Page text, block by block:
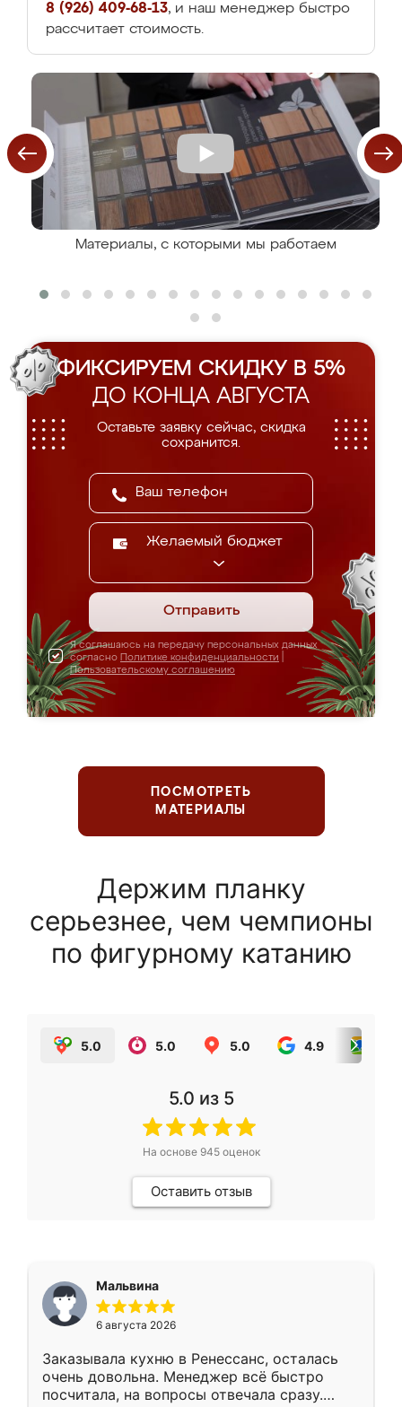
8 (926) 409-68-13, и наш менеджер быстро
рассчитает стоимость.
Материалы, с которыми мы работаем
ФИКСИРУЕМ СКИДКУ В 5%
ДО КОНЦА АВГУСТА
Оставьте заявку сейчас, скидка
сохранится.
Желаемый бюджет
Отправить
Я соглашаюсь на передачу персональных данных
согласно Политике конфиденциальности
Пользовательскому соглашению
ПОСМОТРЕТЬ
МАТЕРИАЛЫ
Держим планку
серьезнее, чем чемпионы
по фигурному катанию
5.0 5.0 5.0 4.9
5.0 из 5
На основе 945оценок
Оставить отзыв
Мальвина
6 августа 2026
Заказывала кухню в Ренессанс, осталась
очень довольна. Менеджер всё быстро
посчитала, на вопросы отвечала сразу.